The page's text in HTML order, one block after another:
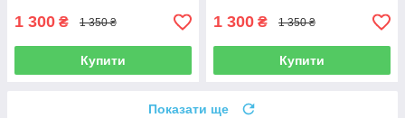
1 300 ₴ 1 350 ₴
Купити
1 300 ₴ 1 350 ₴
Купити
Показати ще